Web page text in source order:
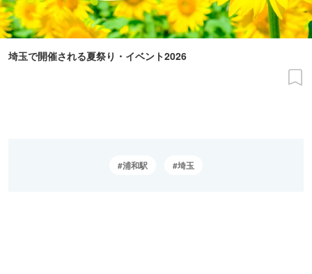
埼玉で開催される夏祭り・イベント2026
浦和駅 埼玉